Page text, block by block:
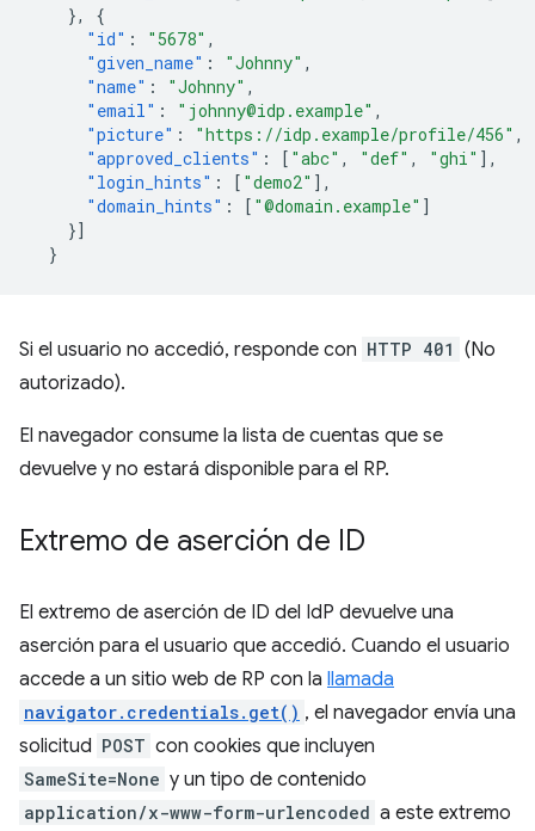
},
{
"id" : "5678" ,
"given_name" : "Johnny" ,
"name" : "Johnny" ,
"email" : "johnny@idp.example" ,
"picture" : "https://idp.example/profile/456" ,
"approved_clients" : [ "abc" , "def" , "ghi" ],
"login_hints" : [ "demo2" ],
"domain_hints" : [ "@domain.example" ]
}]
}
Si el usuario no accedió, responde con HTTP 401 (No
autorizado).
El navegador consume la lista de cuentas que se
devuelve y no estará disponible para el RP.
Extremo de aserción de ID
El extremo de aserción de ID del IdP devuelve una
aserción para el usuario que accedió. Cuando el usuario
accede a un sitio web de RP con la llamada
navigator.credentials.get() , el navegador envía una
solicitud POST con cookies que incluyen
SameSite=None y un tipo de contenido
application/x-www-form-urlencoded a este extremo